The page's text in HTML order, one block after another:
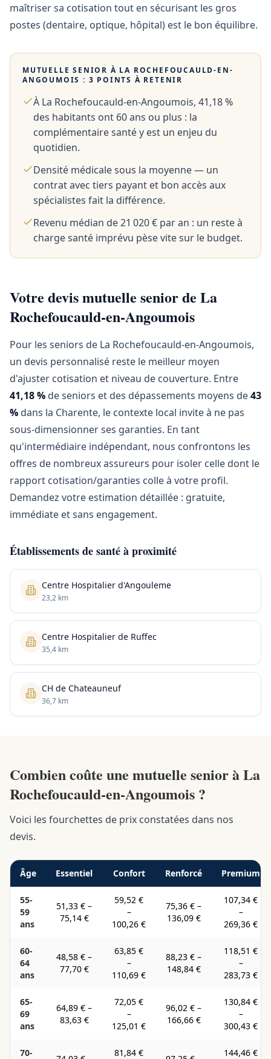
maîtriser sa cotisation tout en sécurisant les gros
postes (dentaire, optique, hôpital) est le bon équilibre.
MUTUELLE SENIOR À LA ROCHEFOUCAULD-EN-
ANGOUMOIS : 3 POINTS À RETENIR
À La Rochefoucauld-en-Angoumois, 41,18 %
des habitants ont 60 ans ou plus : la
complémentaire santé y est un enjeu du
quotidien.
Densité médicale sous la moyenne — un
contrat avec tiers payant et bon accès aux
spécialistes fait la différence.
Revenu médian de 21 020 € par an : un reste à
charge santé imprévu pèse vite sur le budget.
Votre devis mutuelle senior de La
Rochefoucauld-en-Angoumois
Pour les seniors de La Rochefoucauld-en-Angoumois,
un devis personnalisé reste le meilleur moyen
d'ajuster cotisation et niveau de couverture. Entre
41,18 % de seniors et des dépassements moyens de43
% dans la Charente, le contexte local invite à ne pas
sous-dimensionner ses garanties. En tant
qu'intermédiaire indépendant, nous confrontons les
offres de nombreux assureurs pour isoler celle dont le
rapport cotisation/garanties colle à votre profil.
Demandez votre estimation détaillée : gratuite,
immédiate et sans engagement.
Établissements de santé à proximité
Centre Hospitalier d'Angouleme
23,2 km
Centre Hospitalier de Ruffec
35,4 km
CH de Chateauneuf
36,7 km
Combien coûte une mutuelle senior à La
Rochefoucauld-en-Angoumois ?
Voici les fourchettes de prix constatées dans nos
devis.
Âge Essentiel Confort Renforcé Premium
55-
59
ans
51,33 € –
75,14 €
59,52 €
–
100,26 €
75,36 € –
136,09 €
107,34 €
–
269,36 €
60-
64
ans
48,58 € –
77,70 €
63,85 €
–
110,69 €
88,23 € –
148,84 €
118,51 €
–
283,73 €
65-
69
ans
64,89 € –
83,63 €
72,05 €
–
125,01 €
96,02 € –
166,66 €
130,84 €
–
300,43 €
70- 81,84 € 144,46 €